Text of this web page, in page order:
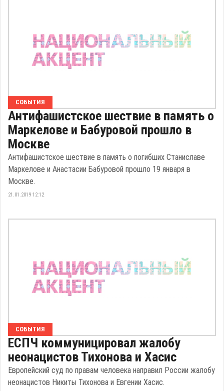
СОБЫТИЯ
Антифашистское шествие в память о
Маркелове и Бабуровой прошло в
Москве
Антифашистское шествие в память о погибших Станиславе
Маркелове и Анастасии Бабуровой прошло 19 января в
Москве.
21.01.2019 12:12
СОБЫТИЯ
ЕСПЧ коммуницировал жалобу
неонацистов Тихонова и Хасис
Европейский суд по правам человека направил России жалобу
неонацистов Никиты Тихонова и Евгении Хасис.